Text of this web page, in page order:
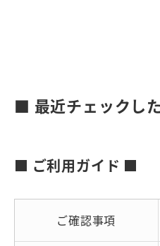
■ 最近チェックし
■ ご利用ガイド ■
ご確認事項